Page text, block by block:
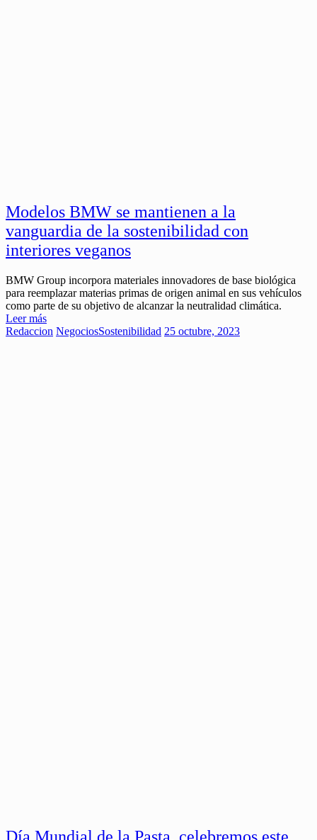
Modelos BMW se mantienen a la
vanguardia de la sostenibilidad con
interiores veganos
BMW Group incorpora materiales innovadores de base biológica
para reemplazar materias primas de origen animal en sus vehículos
como parte de su objetivo de alcanzar la neutralidad climática.
Leer más
Redaccion NegociosSostenibilidad 25 octubre, 2023
Día Mundial de la Pasta, celebremos este